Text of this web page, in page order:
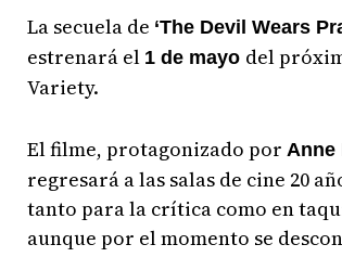
La secuela de ‘The Devil Wears
estrenará el 1 de mayo del
Variety.
El filme, protagonizado por Anne
regresará a las salas de cine 20
tanto para la crítica como en
aunque por el momento se